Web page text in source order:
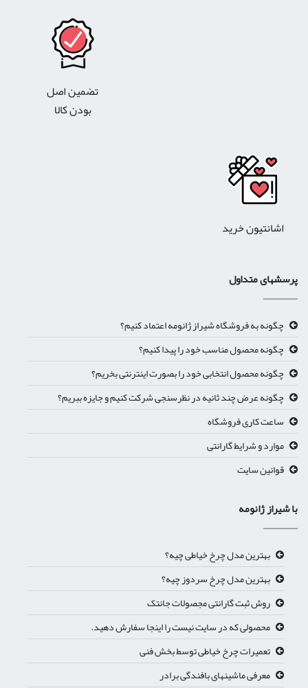
تضمین اصل
بودن کالا
اشانتیون خرید
متداول
چگونه به فروشگاه شیراز ژانومه اعتماد کنیم؟
چگونه محصول مناسب خود را پیدا کنیم؟
چگونه محصول انتخابی خود را بصورت اینترنتی بخریم؟
چگونه عرض چند ثانیه در نظرسنجی شرکت کنیم و جایزه ببریم؟
ساعت کاری فروشگاه
موارد و شرایط گارانتی
قوانین سایت
شیراز ژانومه
بهترین مدل چرخ خیاطی چیه؟
بهترین مدل چرخ سردوز چیه؟
روش ثبت گارانتی مجصولات جانتک
محصولی که در سایت نیست را اینجا سفارش دهید.
تعمیرات چرخ خیاطی توسط بخش فنی
معرفی ماشینهای بافندگی برادر